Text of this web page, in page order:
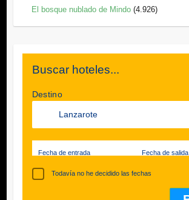
El bosque nublado de Mindo (4.926)
Buscar hoteles...
Destino
Fecha de entrada Fecha de salida
Todavía no he decidido las fechas